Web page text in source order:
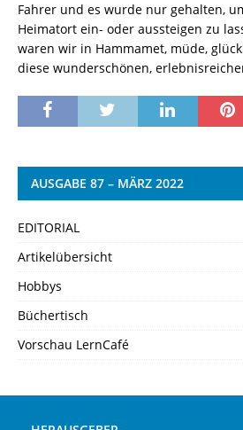
Fahrer und es wurde nur gehalten,
Heimatort ein- oder aussteigen zu
waren wir in Hammamet, müde,
diese wunderschönen,
AUSGABE 87 – MÄRZ 2022
EDITORIAL
Artikelübersicht
Hobbys
Büchertisch
Vorschau LernCafé